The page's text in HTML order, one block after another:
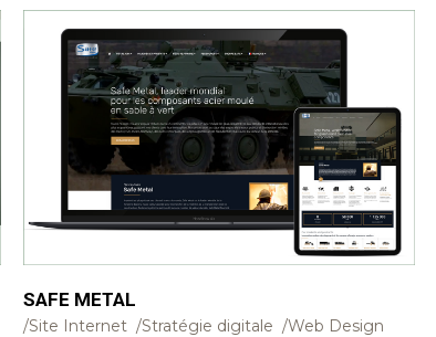
SAFE METAL
Site Internet Stratégie digitale Web Design